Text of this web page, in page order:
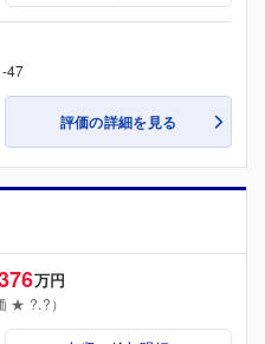
47
評価の詳細を見る
万円
★ ?.?）